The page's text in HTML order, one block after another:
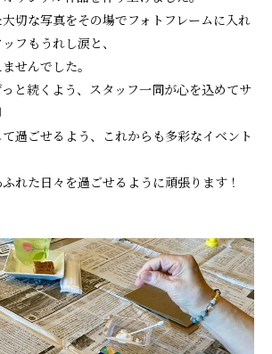
切な写真をその場でフォトフレームに入れ
フもうれし涙と、
せんでした。
と続くよう、スタッフ一同が心を込めてサ
過ごせるよう、これからも多彩なイベント
れた日々を過ごせるように頑張ります！